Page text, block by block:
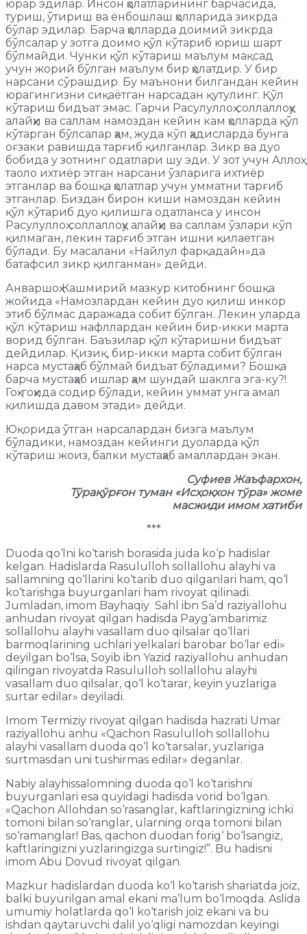
юрар эдилар. Инсон ҳолатларининг барчасида,
туриш, ўтириш ва ёнбошлаш ҳолларида зикрда
бўлар эдилар. Барча ҳолларда доимий зикрда
бўлсалар у зотга доимо қўл кўтариб юриш шарт
бўлмайди. Чунки қўл кўтариш маълум мақсад
учун жорий бўлган маълум бир ҳолатдир. У бир
нарсани сўрашдир. Бу маънони билгандан кейин
юрагингизни сиқаётган нарсадан қутулинг. Қўл
кўтариш бидъат эмас. Гарчи Расулуллоҳ соллаллоҳу
алайҳи ва саллам намоздан кейин кам ҳолларда қўл
кўтарган бўлсалар ҳам, жуда кўп ҳадисларда бунга
оғзаки равишда тарғиб қилганлар. Зикр ва дуо
бобида у зотнинг одатлари шу эди. У зот учун Аллоҳ
таоло ихтиёр этган нарсани ўзларига ихтиёр
этганлар ва бошқа ҳолатлар учун умматни тарғиб
этганлар. Биздан бирон киши намоздан кейин
қўл кўтариб дуо қилишга одатланса у инсон
Расулуллоҳ соллаллоҳу алайҳи ва саллам ўзлари кўп
қилмаган, лекин тарғиб этган ишни қилаётган
бўлади. Бу масалани «Найлул фарқадайн»да
батафсил зикр қилганман» дейди.
Анваршоҳ Кашмирий мазкур китобнинг бошқа
жойида «Намозлардан кейин дуо қилиш инкор
этиб бўлмас даражада собит бўлган. Лекин уларда
қўл кўтариш нафллардан кейин бир-икки марта
ворид бўлган. Баъзилар қўл кўтаришни бидъат
дейдилар. Қизиқ, бир-икки марта собит бўлган
нарса мустаҳаб бўлмай бидъат бўладими? Бошқа
барча мустаҳаб ишлар ҳам шундай шаклга эга-ку?!
Гоҳ-гоҳида содир бўлади, кейин уммат унга амал
қилишда давом этади» дейди.
Юқорида ўтган нарсалардан бизга маълум
бўладики, намоздан кейинги дуоларда қўл
кўтариш жоиз, балки мустаҳаб амаллардан экан.
Суфиев Жаъфархон,
Тўрақўрғон туман «Исҳоқхон тўра» жоме
масжиди имом хатиби
***
Duoda qo‘lni ko‘tarish borasida juda ko‘p hadislar
kelgan. Hadislarda Rasululloh sollallohu alayhi va
sallamning qo‘llarini ko‘tarib duo qilganlari ham, qo‘l
ko‘tarishga buyurganlari ham rivoyat qilinadi.
Jumladan, imom Bayhaqiy Sahl ibn Sa’d raziyallohu
anhudan rivoyat qilgan hadisda Payg‘ambarimiz
sollallohu alayhi vasallam duo qilsalar qo‘llari
barmoqlarining uchlari yelkalari barobar bo‘lar edi»
deyilgan bo‘lsa, Soyib ibn Yazid raziyallohu anhudan
qilingan rivoyatda Rasululloh sollallohu alayhi
vasallam duo qilsalar, qo‘l ko‘tarar, keyin yuzlariga
surtar edilar» deyiladi.
Imom Termiziy rivoyat qilgan hadisda hazrati Umar
raziyallohu anhu «Qachon Rasululloh sollallohu
alayhi vasallam duoda qo‘l ko‘tarsalar, yuzlariga
surtmasdan uni tushirmas edilar» deganlar.
Nabiy alayhissalomning duoda qo‘l ko‘tarishni
buyurganlari esa quyidagi hadisda vorid bo‘lgan.
«Qachon Allohdan so‘rasanglar, kaftlaringizning ichki
tomoni bilan so‘ranglar, ularning orqa tomoni bilan
so‘ramanglar! Bas, qachon duodan forig‘ bo‘lsangiz,
kaftlaringizni yuzlaringizga surtingiz!”. Bu hadisni
imom Abu Dovud rivoyat qilgan.
Mazkur hadislardan duoda ko‘l ko‘tarish shariatda joiz,
balki buyurilgan amal ekani ma’lum bo‘lmoqda. Aslida
umumiy holatlarda qo‘l ko‘tarish joiz ekani va bu
ishdan qaytaruvchi dalil yo‘qligi namozdan keyingi